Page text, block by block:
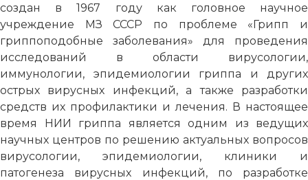
создан в 1967 году как головное научное
учреждение МЗ СССР по проблеме «Грипп и
гриппоподобные заболевания» для проведения
исследований в области вирусологии,
иммунологии, эпидемиологии гриппа и других
острых вирусных инфекций, а также разработки
средств их профилактики и лечения. В настоящее
время НИИ гриппа является одним из ведущих
научных центров по решению актуальных вопросов
вирусологии, эпидемиологии, клиники и
патогенеза вирусных инфекций, по разработке